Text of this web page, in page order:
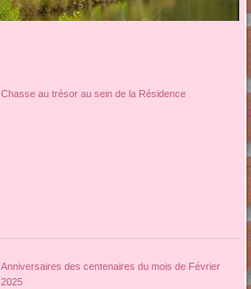
Chasse au trésor au sein de la Résidence
Anniversaires des centenaires du mois de Février
2025